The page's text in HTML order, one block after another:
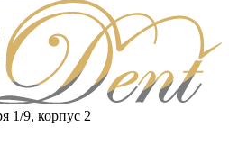
1/9, корпус 2